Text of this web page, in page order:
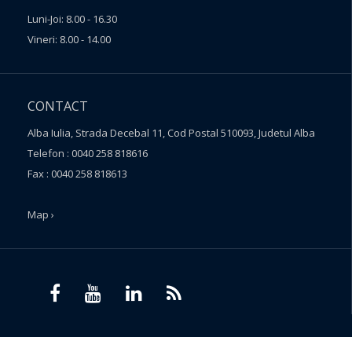
Luni-Joi: 8.00 - 16.30
Vineri: 8.00 - 14.00
CONTACT
Alba Iulia, Strada Decebal 11, Cod Postal 510093, Judetul Alba
Telefon : 0040 258 818616
Fax : 0040 258 818613
Map ›